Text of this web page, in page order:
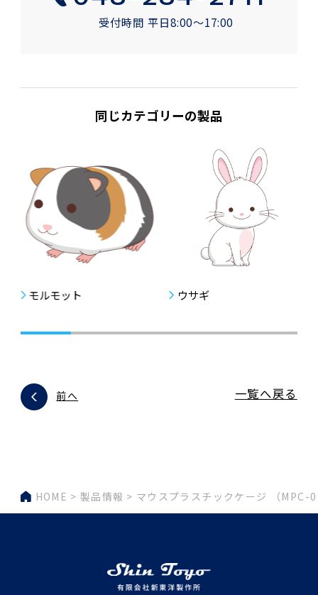
受付時間 平日8:00〜17:00
同じカテゴリーの製品
モルモット ウサギ
前へ 一覧へ戻る
HOME 製品情報 マウスプラスチックケージ （MPC-